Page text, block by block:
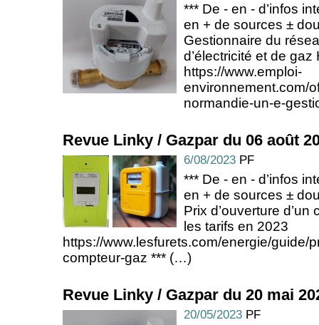
*** De - en - d’infos
en + de sources ±
Gestionnaire du
d’électricité et de gaz
https://www.emploi-
environnement.com/
normandie-un-e-
Revue Linky / Gazpar du 06 août
6/08/2023 PF
*** De - en - d’infos
en + de sources ±
Prix d’ouverture
les tarifs en 2023
https://www.lesfurets.com/energie/guide/
compteur-gaz *** (…)
Revue Linky / Gazpar du 20 mai
20/05/2023 PF